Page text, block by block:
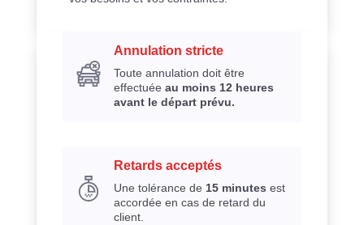
Annulation stricte
Toute annulation doit être
effectuée au moins 12 heures
avant le départ prévu.
Retards acceptés
Une tolérance de 15 minutes est
accordée en cas de retard du
client.